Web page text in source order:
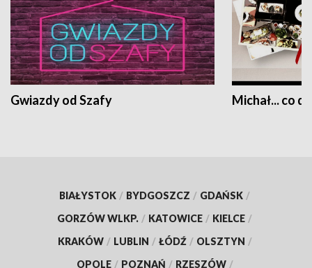
Gwiazdy od Szafy Michał... co
BIAŁYSTOK / BYDGOSZCZ / GDAŃSK /
GORZÓW WLKP. / KATOWICE / KIELCE /
KRAKÓW / LUBLIN / ŁÓDŹ / OLSZTYN /
OPOLE / POZNAŃ / RZESZÓW /